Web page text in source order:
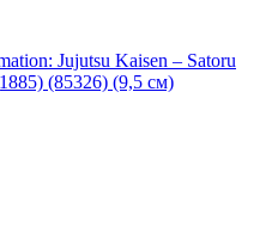
Jujutsu Kaisen – Satoru
(85326) (9,5 см)